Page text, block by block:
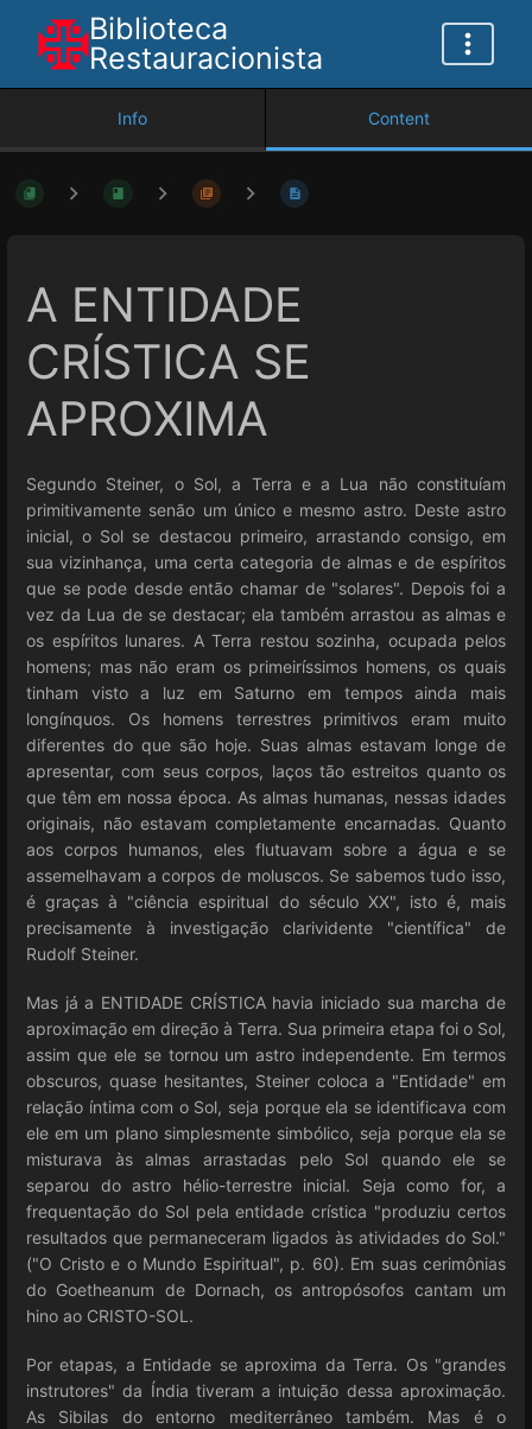
Biblioteca
Restauracionista
Info Content
A ENTIDADE
CRÍSTICA SE
APROXIMA
Segundo Steiner, o Sol, a Terra e a Lua não constituíam
primitivamente senão um único e mesmo astro. Deste astro
inicial, o Sol se destacou primeiro, arrastando consigo, em
sua vizinhança, uma certa categoria de almas e de espíritos
que se pode desde então chamar de "solares". Depois foi a
vez da Lua de se destacar; ela também arrastou as almas e
os espíritos lunares. A Terra restou sozinha, ocupada pelos
homens; mas não eram os primeiríssimos homens, os quais
tinham visto a luz em Saturno em tempos ainda mais
longínquos. Os homens terrestres primitivos eram muito
diferentes do que são hoje. Suas almas estavam longe de
apresentar, com seus corpos, laços tão estreitos quanto os
que têm em nossa época. As almas humanas, nessas idades
originais, não estavam completamente encarnadas. Quanto
aos corpos humanos, eles flutuavam sobre a água e se
assemelhavam a corpos de moluscos. Se sabemos tudo isso,
é graças à "ciência espiritual do século XX", isto é, mais
precisamente à investigação clarividente "científica" de
Rudolf Steiner.
Mas já a ENTIDADE CRÍSTICA havia iniciado sua marcha de
aproximação em direção à Terra. Sua primeira etapa foi o Sol,
assim que ele se tornou um astro independente. Em termos
obscuros, quase hesitantes, Steiner coloca a "Entidade" em
relação íntima com o Sol, seja porque ela se identificava com
ele em um plano simplesmente simbólico, seja porque ela se
misturava às almas arrastadas pelo Sol quando ele se
separou do astro hélio-terrestre inicial. Seja como for, a
frequentação do Sol pela entidade crística "produziu certos
resultados que permaneceram ligados às atividades do Sol."
("O Cristo e o Mundo Espiritual", p. 60). Em suas cerimônias
do Goetheanum de Dornach, os antropósofos cantam um
hino ao CRISTO-SOL.
Por etapas, a Entidade se aproxima da Terra. Os "grandes
instrutores" da Índia tiveram a intuição dessa aproximação.
As Sibilas do entorno mediterrâneo também. Mas é o